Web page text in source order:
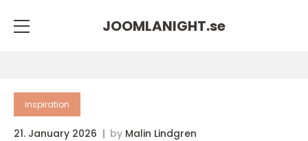
JOOMLANIGHT.se
inspiration
21. January 2026 by Malin Lindgren